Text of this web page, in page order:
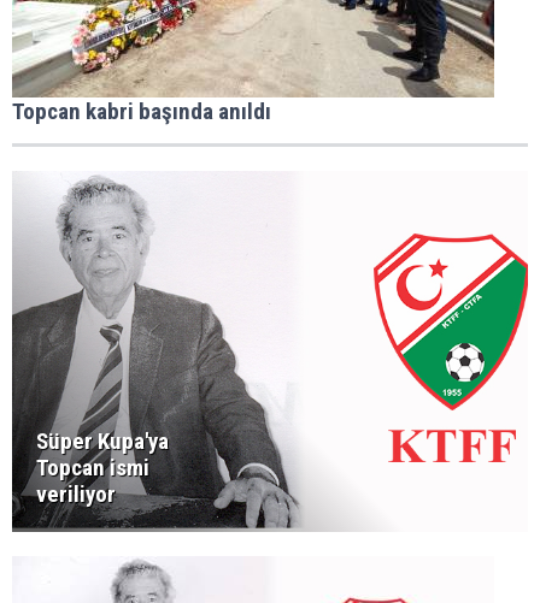
Topcan kabri başında anıldı
Süper Kupa'ya
Topcan ismi
veriliyor